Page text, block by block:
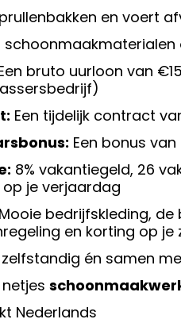
en voert
schoonmaakmaterialen
bruto uurloon van
Een tijdelijk contract
Een bonus van
8% vakantiegeld, 26
je verjaardag
Mooie bedrijfskleding,
en korting op je
én samen
Nederlands